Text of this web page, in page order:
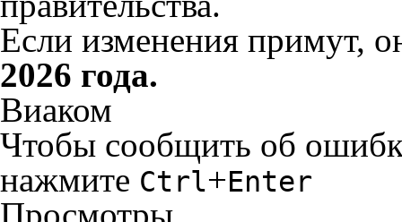
Если изменения примут,
2026 года.
Виаком
Чтобы сообщить об
нажмите Ctrl+Enter